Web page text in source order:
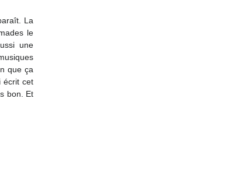
La
le
une
que ça
écrit cet
bon. Et